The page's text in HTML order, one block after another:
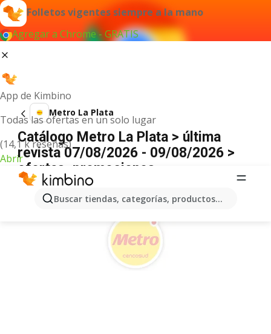
Folletos vigentes siempre a la mano
Agregar a Chrome - GRATIS
App de Kimbino
Todas las ofertas en un solo lugar
(14,1 k reseñas)
Abrir
Buscar tiendas, categorías, productos...
Metro La Plata
Catálogo Metro La Plata > última
revista 07/08/2026 - 09/08/2026 >
ofertas, promociones